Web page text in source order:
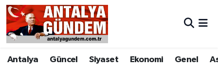
Antalya Güncel Siyaset Ekonomi Genel
Antalya
Asayiş
Antalya Nöbetçi Eczaneler
Antalya Hava Durumu